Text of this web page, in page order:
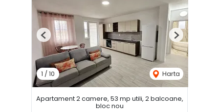
1 / 10 Harta
Previous Next
Apartament 2 camere, 53 mp utili, 2 balcoane,
bloc nou